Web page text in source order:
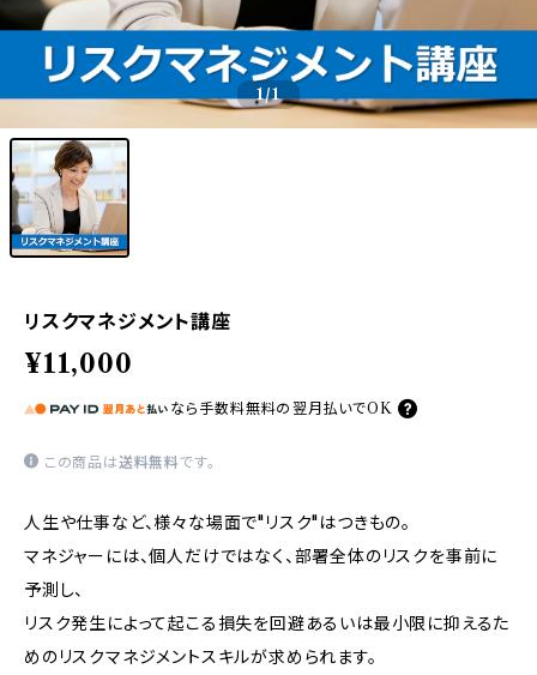
1/1
リスクマネジメント講座
¥11,000
なら 手数料無料の 翌月払いでOK
この商品は送料無料です。
人生や仕事など、様々な場面で"リスク"はつきもの。
マネジャーには、個人だけではなく、部署全体のリスクを事前に
予測し、
リスク発生によって起こる損失を回避あるいは最小限に抑えるた
めのリスクマネジメントスキルが求められます。